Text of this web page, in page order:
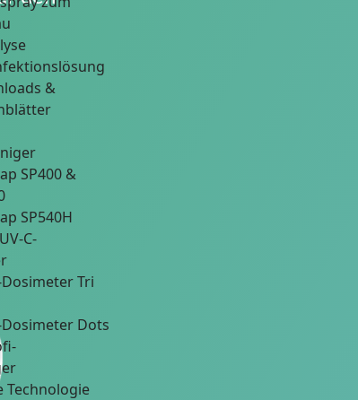
&
SP400 &
SP540H
C-
Dosimeter Tri
Dosimeter Dots
Technologie